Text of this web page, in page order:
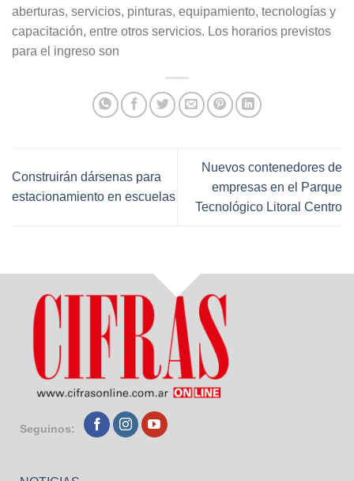
aberturas, servicios, pinturas, equipamiento, tecnologías y
capacitación, entre otros servicios. Los horarios previstos
para el ingreso son
Construirán dársenas para
estacionamiento en escuelas
Nuevos contenedores de
empresas en el Parque
Tecnológico Litoral Centro
Seguinos: